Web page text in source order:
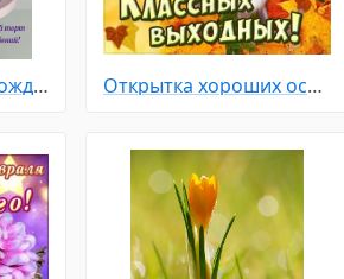
Открытка с Днем Рождения девушке Открытка хороших осенних выходных для поднятий настроения